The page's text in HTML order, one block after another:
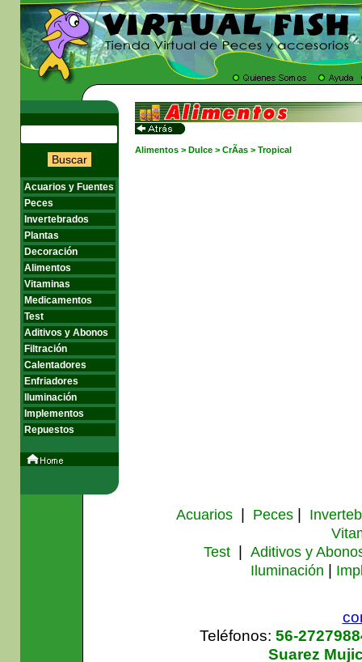
Buscar
Acuarios y Fuentes
Peces
Invertebrados
Plantas
Decoración
Alimentos
Vitaminas
Medicamentos
Test
Aditivos y Abonos
Filtración
Calentadores
Enfriadores
Iluminación
Implementos
Repuestos
Alimentos > Dulce > CrÃ­as > Tropical
Acuarios| Peces|
Test| Aditivos y
Iluminación |
Teléfonos: 56-
Suarez